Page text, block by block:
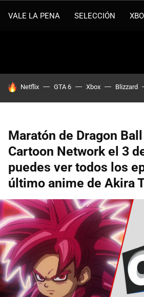
VALE LA PENA SELECCIÓN
HOY SE HABLA DE
Netflix GTA 6 Xbox Blizzard
Maratón de Dragon
Cartoon Network el 3
puedes ver todos los
último anime de Akira